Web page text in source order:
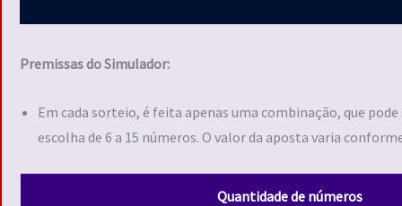
Premissas do Simulador:
Em cada sorteio, é feita apenas uma combinação, que
escolha de 6 a 15 números. O valor da aposta varia
Quantidade de números